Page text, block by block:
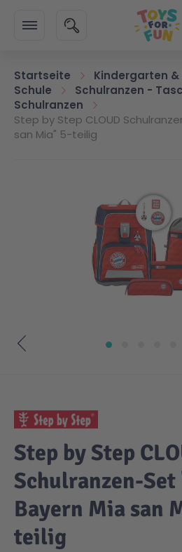
SUCHE
Startseite
Kindergarten &
Schule
Schulranzen -
Schulranzen
Step by Step CLOUD
san Mia" 5-teilig
Step by Step
Schulranzen-Set
Bayern Mia san
teilig